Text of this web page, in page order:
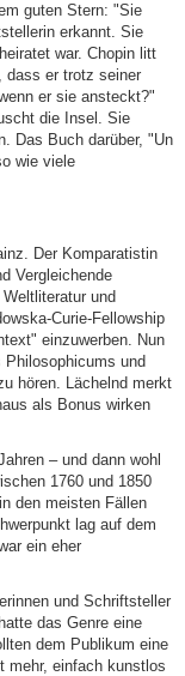
guten Stern: "Sie
erkannt. Sie
war. Chopin litt
dass er trotz seiner
er sie ansteckt?"
die Insel. Sie
Das Buch darüber, "Un
wie viele
Der Komparatistin
Vergleichende
und
Curie-Fellowship
einzuwerben. Nun
und
hören. Lächelnd merkt
als Bonus wirken
– und dann wohl
1760 und 1850
den meisten Fällen
lag auf dem
ein eher
und Schriftsteller
das Genre eine
dem Publikum eine
mehr, einfach kunstlos